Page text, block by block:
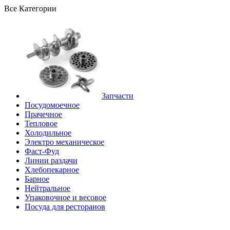
Все Категории
Запчасти
Посудомоечное
Прачечное
Тепловое
Холодильное
Электро механическое
Фаст-Фуд
Линии раздачи
Хлебопекарное
Барное
Нейтральное
Упаковочное и весовое
Посуда для ресторанов